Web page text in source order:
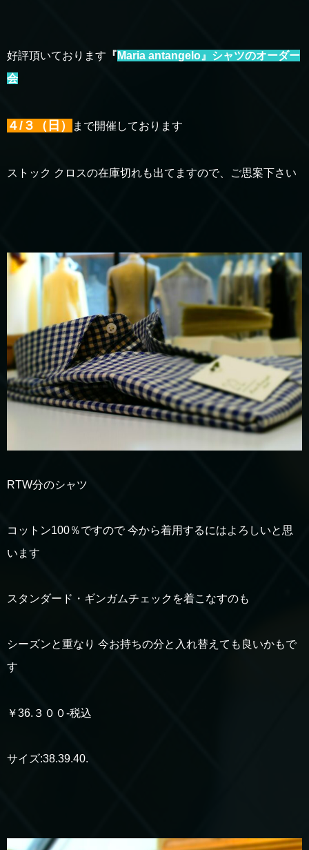
好評頂いております 『 Maria antangelo』シャツのオーダー
会
４/３（日） まで開催しております
ストック クロスの在庫切れも出てますので、ご思案下さい
RTW分のシャツ
コットン100％ですので 今から着用するにはよろしいと思
います
スタンダード・ギンガムチェックを着こなすのも
シーズンと重なり 今お持ちの分と入れ替えても良いかもで
す
￥36.３００-税込
サイズ:38.39.40.